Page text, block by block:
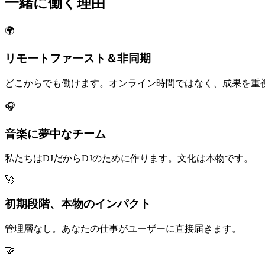
🌍
リモートファースト＆非同期
どこからでも働けます。オンライン時間ではなく、成果を重
🎧
音楽に夢中なチーム
私たちはDJだからDJのために作ります。文化は本物です。
🚀
初期段階、本物のインパクト
管理層なし。あなたの仕事がユーザーに直接届きます。
🤝